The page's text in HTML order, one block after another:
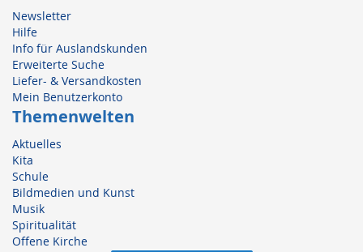
Newsletter
Hilfe
Info für Auslandskunden
Erweiterte Suche
Liefer- & Versandkosten
Mein Benutzerkonto
Themenwelten
Aktuelles
Kita
Schule
Bildmedien und Kunst
Musik
Spiritualität
Offene Kirche